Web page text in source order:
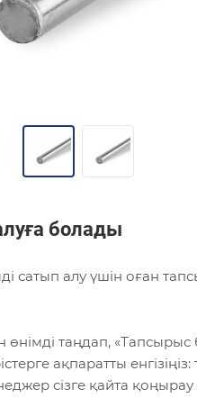
болады
сатып алу үшін оған
өнімді таңдап,
ақпаратты
сізге қайта қоңырау